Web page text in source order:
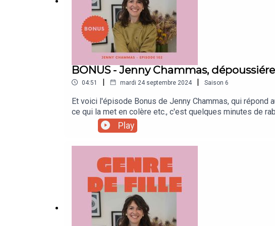
🎙 Soutenez Genre de Fille gratuitement ▬▬▬▬▬▬
1. Abonnez-vous 🔔 pour ne rien manquer
BONUS - Jenny Chammas,
04:51 | mardi 24 septembre 2024 | Saison 6
Et voici l'épisode Bonus de Jenny Chammas, qui
ce qui la met en colère etc., c'est quelques minutes de
de Les belles fréquences.Vous pouvez aussi suivre
et de femmes engagées🎙 Soutenez Genre de Fille et
Play